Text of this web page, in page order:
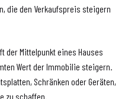
die den Verkaufspreis steigern
der Mittelpunkt eines Hauses
Wert der Immobilie steigern.
Schränken oder Geräten,
zu schaffen.